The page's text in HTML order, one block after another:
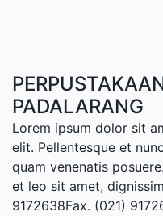
PADALARANG
Lorem ipsum dolor sit
elit. Pellentesque et
quam venenatis
et leo sit amet,
9172638Fax. (021)